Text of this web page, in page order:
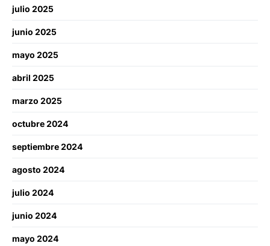
julio 2025
junio 2025
mayo 2025
abril 2025
marzo 2025
octubre 2024
septiembre 2024
agosto 2024
julio 2024
junio 2024
mayo 2024